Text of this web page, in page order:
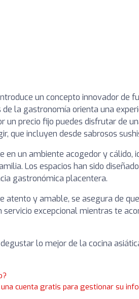
un concepto innovador de
la gastronomía orienta una
un precio fijo puedes disfrutar de
que incluyen desde sabrosos
en un ambiente acogedor y cálido,
Los espacios han sido
gastronómica placentera.
atento y amable, se asegura de
servicio excepcional mientras te
lo mejor de la cocina
cuenta gratis para gestionar su